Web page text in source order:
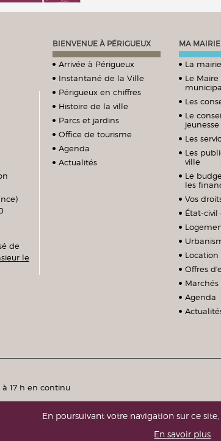
de
le
BIENVENUE À PÉRIGUEUX
Arrivée à Périgueux
Instantané de la Ville
Périgueux en chiffres
Histoire de la ville
Parcs et jardins
Office de tourisme
Agenda
Actualités
MA
La
Le
Les
Le
jeunesse
Les
Les
ville
Le
les
Vos
État-
Location
Offres
Agenda
17 h en continu
En poursuivant votre navigation sur ce
En savoir plus